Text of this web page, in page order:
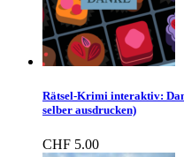
Rätsel-Krimi interaktiv:
selber ausdrucken)
CHF 5.00